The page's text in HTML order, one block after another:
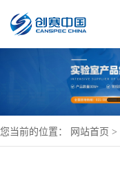
您当前的位置： 网站首页 >